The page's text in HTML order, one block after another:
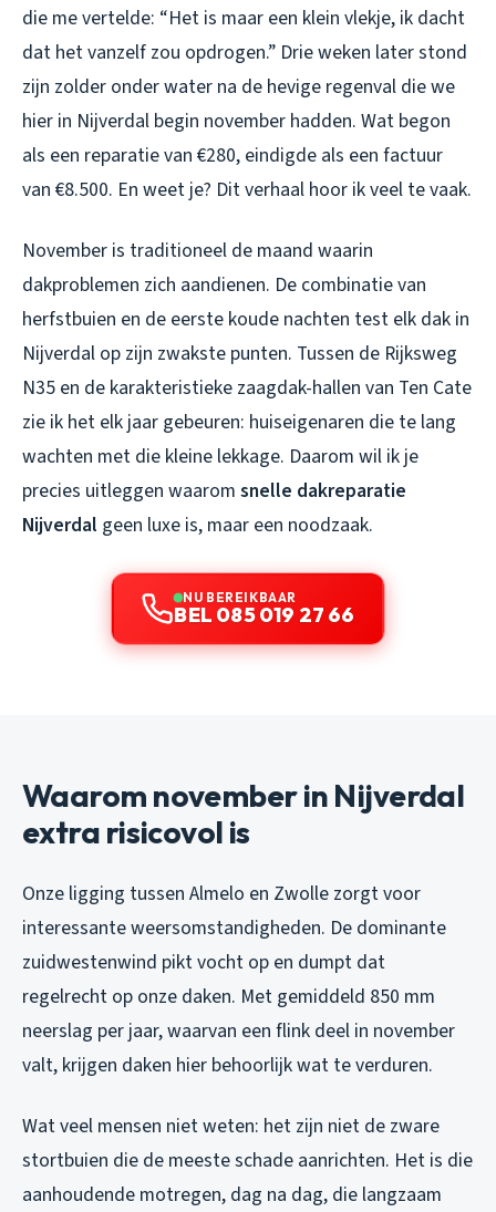
die me vertelde: “Het is maar een klein vlekje, ik dacht
dat het vanzelf zou opdrogen.” Drie weken later stond
zijn zolder onder water na de hevige regenval die we
hier in Nijverdal begin november hadden. Wat begon
als een reparatie van €280, eindigde als een factuur
van €8.500. En weet je? Dit verhaal hoor ik veel te vaak.
November is traditioneel de maand waarin
dakproblemen zich aandienen. De combinatie van
herfstbuien en de eerste koude nachten test elk dak in
Nijverdal op zijn zwakste punten. Tussen de Rijksweg
N35 en de karakteristieke zaagdak-hallen van Ten Cate
zie ik het elk jaar gebeuren: huiseigenaren die te lang
wachten met die kleine lekkage. Daarom wil ik je
precies uitleggen waarom snelle dakreparatie
Nijverdal geen luxe is, maar een noodzaak.
NU BEREIKBAAR
BEL 085 019 27 66
Waarom november in Nijverdal
extra risicovol is
Onze ligging tussen Almelo en Zwolle zorgt voor
interessante weersomstandigheden. De dominante
zuidwestenwind pikt vocht op en dumpt dat
regelrecht op onze daken. Met gemiddeld 850 mm
neerslag per jaar, waarvan een flink deel in november
valt, krijgen daken hier behoorlijk wat te verduren.
Wat veel mensen niet weten: het zijn niet de zware
stortbuien die de meeste schade aanrichten. Het is die
aanhoudende motregen, dag na dag, die langzaam